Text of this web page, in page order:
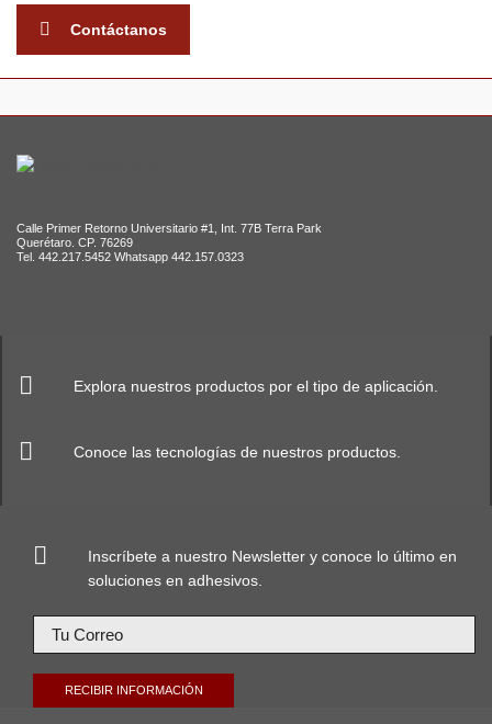
Contáctanos
Calle Primer Retorno Universitario #1, Int. 77B Terra Park
Querétaro. CP. 76269
Tel. 442.217.5452 Whatsapp 442.157.0323
Explora nuestros productos por el tipo de aplicación.
Conoce las tecnologías de nuestros productos.
Inscríbete a nuestro Newsletter y conoce lo último en
soluciones en adhesivos.